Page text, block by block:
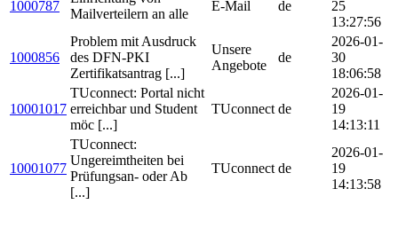
1000787
Mailverteilern an alle
E-Mail de
25
13:27:56
1000856
Problem mit Ausdruck
des DFN-PKI
Zertifikatsantrag [...]
Unsere
Angebote
de
2026-01-
30
18:06:58
10001017
TUconnect: Portal nicht
erreichbar und Student
möc [...]
TUconnect de
2026-01-
19
14:13:11
10001077
TUconnect:
Ungereimtheiten bei
Prüfungsan- oder Ab
[...]
TUconnect de
2026-01-
19
14:13:58